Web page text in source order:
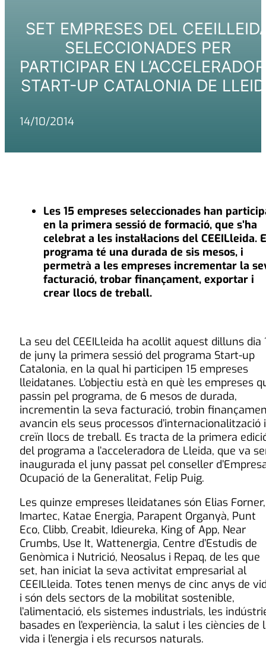
SET EMPRESES DEL
SELECCIONADES PER
PARTICIPAR EN
START-UP CATALONIA DE
14/10/2014
Les 15 empreses seleccionades han
en la primera sessió de formació, que s’ha
celebrat a les instal·lacions del CEEILleida.
programa té una durada de sis mesos, i
permetrà a les empreses incrementar la
facturació, trobar finançament, exportar i
crear llocs de treball.
La seu del CEEILleida ha acollit aquest dilluns dia
de juny la primera sessió del programa Start-up
Catalonia, en la qual hi participen 15 empreses
lleidatanes. L’objectiu està en què les empreses
passin pel programa, de 6 mesos de durada,
incrementin la seva facturació, trobin
avancin els seus processos d’internacionalització i
creïn llocs de treball. Es tracta de la primera
del programa a l’acceleradora de Lleida, que va
inaugurada el juny passat pel conseller
Ocupació de la Generalitat, Felip Puig.
Les quinze empreses lleidatanes són Elias Forner,
Imartec, Katae Energia, Parapent Organyà, Punt
Eco, Clibb, Creabit, Idieureka, King of App, Near
Crumbs, Use It, Wattenergia, Centre d’Estudis de
Genòmica i Nutrició, Neosalus i Repaq, de les que
set, han iniciat la seva activitat empresarial al
CEEILleida. Totes tenen menys de cinc anys de
i són dels sectors de la mobilitat sostenible,
l’alimentació, els sistemes industrials, les
basades en l’experiència, la salut i les ciències de
vida i l’energia i els recursos naturals.